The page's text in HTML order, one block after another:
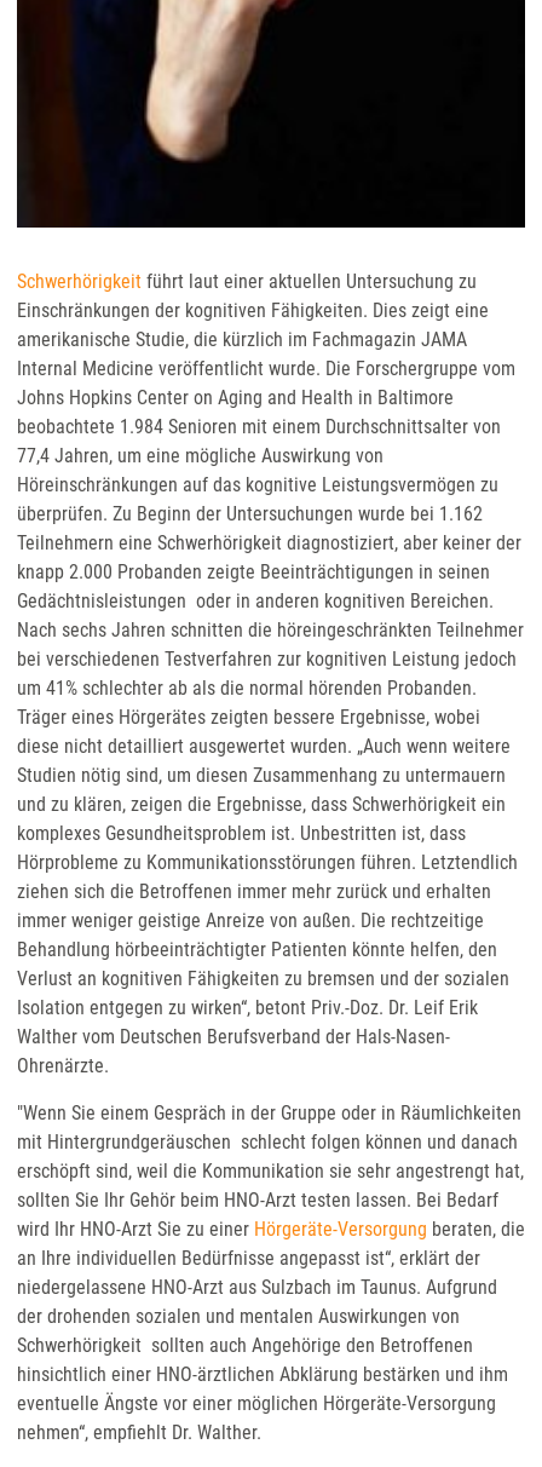
Schwerhörigkeitführt laut einer aktuellen Untersuchung zu
Einschränkungen der kognitiven Fähigkeiten. Dies zeigt eine
amerikanische Studie, die kürzlich im Fachmagazin JAMA
Internal Medicine veröffentlicht wurde. Die Forschergruppe vom
Johns Hopkins Center on Aging and Health in Baltimore
beobachtete 1.984 Senioren mit einem Durchschnittsalter von
77,4 Jahren, um eine mögliche Auswirkung von
Höreinschränkungen auf das kognitive Leistungsvermögen zu
überprüfen. Zu Beginn der Untersuchungen wurde bei 1.162
Teilnehmern eine Schwerhörigkeit diagnostiziert, aber keiner der
knapp 2.000 Probanden zeigte Beeinträchtigungen in seinen
Gedächtnisleistungen oder in anderen kognitiven Bereichen.
Nach sechs Jahren schnitten die höreingeschränkten Teilnehmer
bei verschiedenen Testverfahren zur kognitiven Leistung jedoch
um 41% schlechter ab als die normal hörenden Probanden.
Träger eines Hörgerätes zeigten bessere Ergebnisse, wobei
diese nicht detailliert ausgewertet wurden. „Auch wenn weitere
Studien nötig sind, um diesen Zusammenhang zu untermauern
und zu klären, zeigen die Ergebnisse, dass Schwerhörigkeit ein
komplexes Gesundheitsproblem ist. Unbestritten ist, dass
Hörprobleme zu Kommunikationsstörungen führen. Letztendlich
ziehen sich die Betroffenen immer mehr zurück und erhalten
immer weniger geistige Anreize von außen. Die rechtzeitige
Behandlung hörbeeinträchtigter Patienten könnte helfen, den
Verlust an kognitiven Fähigkeiten zu bremsen und der sozialen
Isolation entgegen zu wirken“, betont Priv.-Doz. Dr. Leif Erik
Walther vom Deutschen Berufsverband der Hals-Nasen-
Ohrenärzte.
"Wenn Sie einem Gespräch in der Gruppe oder in Räumlichkeiten
mit Hintergrundgeräuschen schlecht folgen können und danach
erschöpft sind, weil die Kommunikation sie sehr angestrengt hat,
sollten Sie Ihr Gehör beim HNO-Arzt testen lassen. Bei Bedarf
wird Ihr HNO-Arzt Sie zu einer Hörgeräte-Versorgung beraten, die
an Ihre individuellen Bedürfnisse angepasst ist“, erklärt der
niedergelassene HNO-Arzt aus Sulzbach im Taunus. Aufgrund
der drohenden sozialen und mentalen Auswirkungen von
Schwerhörigkeit sollten auch Angehörige den Betroffenen
hinsichtlich einer HNO-ärztlichen Abklärung bestärken und ihm
eventuelle Ängste vor einer möglichen Hörgeräte-Versorgung
nehmen“, empfiehlt Dr. Walther.